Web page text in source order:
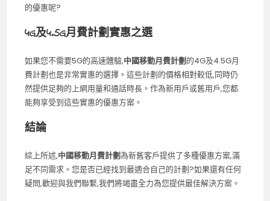
的優惠呢?
4G及4.5G月費計劃實惠之選
如果您不需要5G的高速體驗,中國移動月費計劃的4G及4.5G月
費計劃也是非常實惠的選擇。這些計劃的價格相對較低,同時仍
然提供足夠的上網用量和通話時長。作為新用戶或舊用戶,您都
能夠享受到這些實惠的優惠方案。
結論
綜上所述,中國移動月費計劃為新舊客戶提供了多種優惠方案,滿
足不同需求。您是否已經找到最適合自己的計劃?如果還有任何
疑問,歡迎與我們聯繫,我們將竭盡全力為您提供最佳解決方案。